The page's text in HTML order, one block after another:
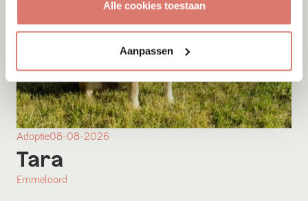
Alle cookies toestaan
Aanpassen
Adoptie08-08-2026
Tara
Emmeloord